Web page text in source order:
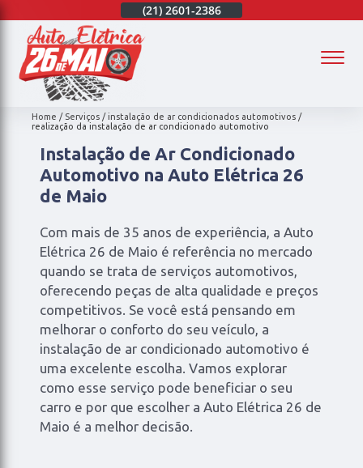
(21) 2601-2386
Home Serviços
instalação de ar condicionados automotivos
realização da instalação de ar condicionado automotivo
Instalação de Ar Condicionado
Automotivo na Auto Elétrica 26
de Maio
Com mais de 35 anos de experiência, a Auto
Elétrica 26 de Maio é referência no mercado
quando se trata de serviços automotivos,
oferecendo peças de alta qualidade e preços
competitivos. Se você está pensando em
melhorar o conforto do seu veículo, a
instalação de ar condicionado automotivo é
uma excelente escolha. Vamos explorar
como esse serviço pode beneficiar o seu
carro e por que escolher a Auto Elétrica 26 de
Maio é a melhor decisão.